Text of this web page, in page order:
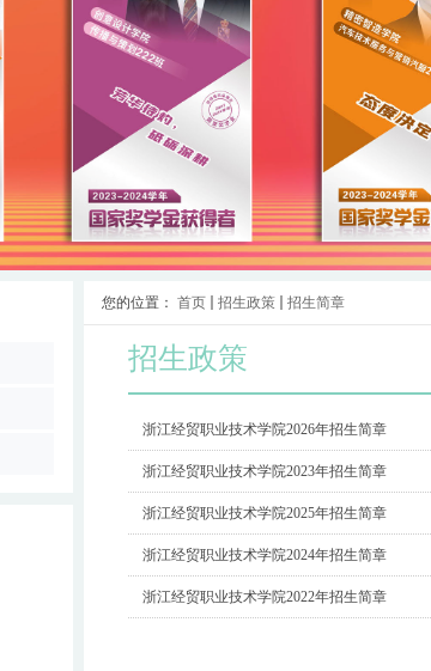
您的位置： 首页 招生政策 招生简章
招生政策
浙江经贸职业技术学院2026年招生简章
浙江经贸职业技术学院2023年招生简章
浙江经贸职业技术学院2025年招生简章
浙江经贸职业技术学院2024年招生简章
浙江经贸职业技术学院2022年招生简章